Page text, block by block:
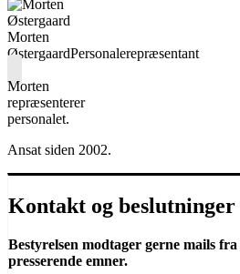
Morten
ØstergaardPersonalerepræsentant
Morten
repræsenterer
personalet.
Ansat siden 2002.
Kontakt og beslutninger
Bestyrelsen modtager gerne mails
presserende emner.